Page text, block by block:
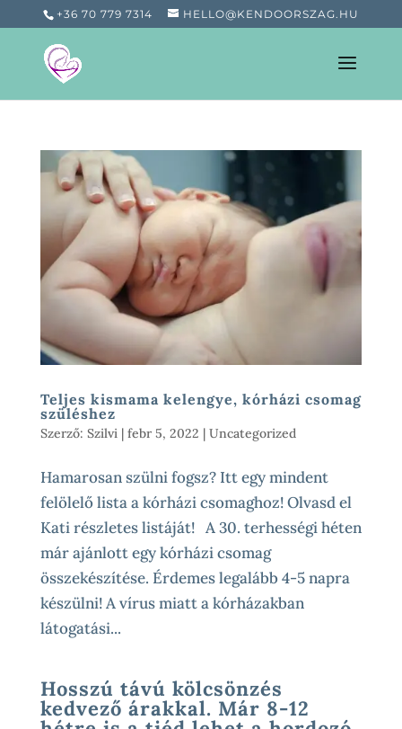
+36 70 779 7314 HELLO@KENDOORSZAG.HU
Teljes kismama kelengye, kórházi csomag
szüléshez
Szerző: Szilvi| febr 5, 2022 | Uncategorized
Hamarosan szülni fogsz? Itt egy mindent
felölelő lista a kórházi csomaghoz! Olvasd el
Kati részletes listáját! A 30. terhességi héten
már ajánlott egy kórházi csomag
összekészítése. Érdemes legalább 4-5 napra
készülni! A vírus miatt a kórházakban
látogatási...
Hosszú távú kölcsönzés
kedvező árakkal. Már 8-12